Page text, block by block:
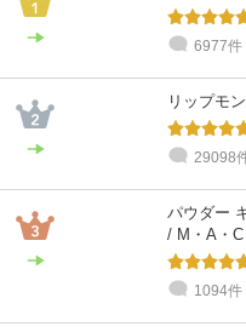
6977件
リップモ
29098
パウダー
/ M・A・C
1094件